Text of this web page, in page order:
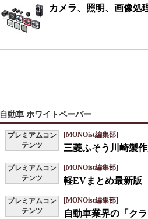
カメラ、照明、画像処
自動車 ホワイトペーパー
プレミアムコン
テンツ
[MONOist編集部]
三菱ふそう川崎製
プレミアムコン
テンツ
[MONOist編集部]
軽EVまとめ最新版
プレミアムコン
テンツ
[MONOist編集部]
自動車業界の「ク